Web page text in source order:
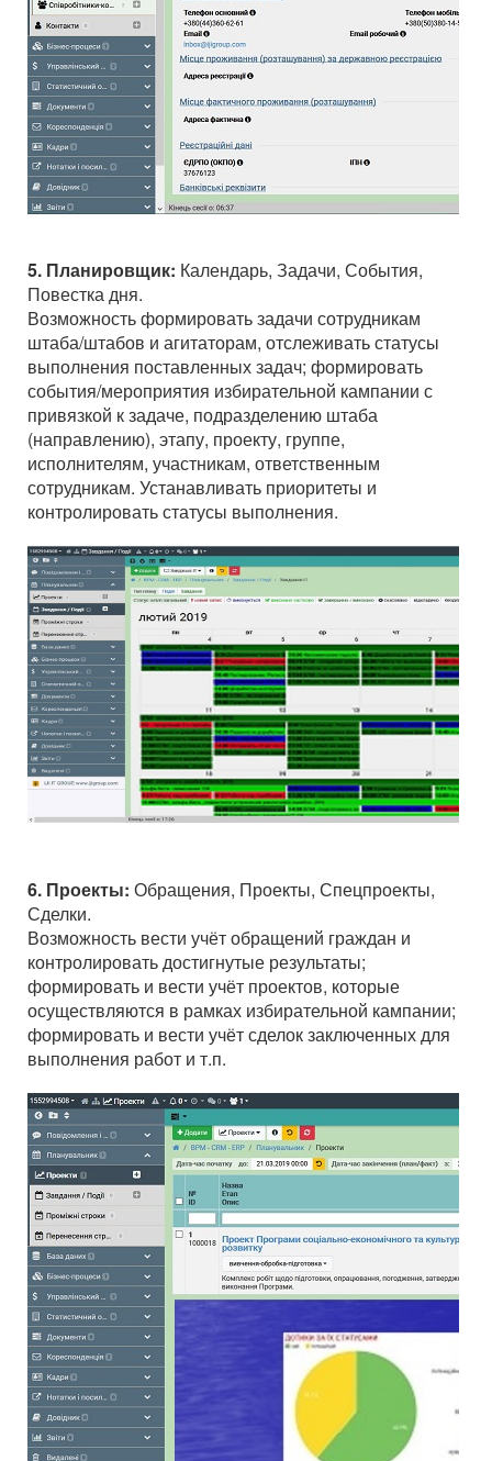
5. Планировщик: Календарь, Задачи, События,
Повестка дня.
Возможность формировать задачи сотрудникам
штаба/штабов и агитаторам, отслеживать статусы
выполнения поставленных задач; формировать
события/мероприятия избирательной кампании с
привязкой к задаче, подразделению штаба
(направлению), этапу, проекту, группе,
исполнителям, участникам, ответственным
сотрудникам. Устанавливать приоритеты и
контролировать статусы выполнения.
6. Проекты: Обращения, Проекты, Спецпроекты,
Сделки.
Возможность вести учёт обращений граждан и
контролировать достигнутые результаты;
формировать и вести учёт проектов, которые
осуществляются в рамках избирательной кампании;
формировать и вести учёт сделок заключенных для
выполнения работ и т.п.